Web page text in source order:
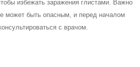
избежать заражения глистами. Важно
может быть опасным, и перед началом
с врачом.